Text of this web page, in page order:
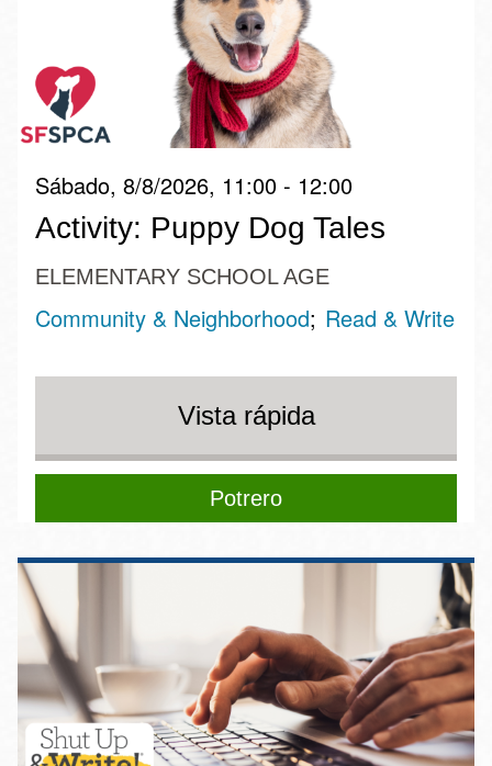
Sábado, 8/8/2026, 11:00 - 12:00
Activity: Puppy Dog Tales
ELEMENTARY SCHOOL AGE
Community & Neighborhood Read & Write
Vista rápida
Potrero